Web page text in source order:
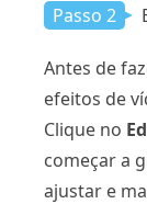
Passo 2
Antes de
efeitos de
Clique no
começar a
ajustar e